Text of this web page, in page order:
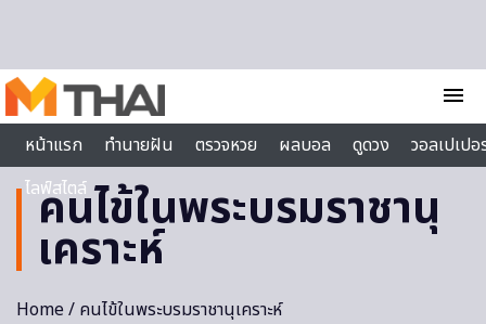
menu
หน้าแรก
ทำนายฝัน ตรวจหวย ผลบอล ดูดวง
วอลเปเป
ไลฟ์สไตล์
คนไข้ในพระบรมราชานุ
เคราะห์
Home/ คนไข้ในพระบรมราชานุเคราะห์